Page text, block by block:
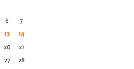
6
7
13
14
20
21
27
28